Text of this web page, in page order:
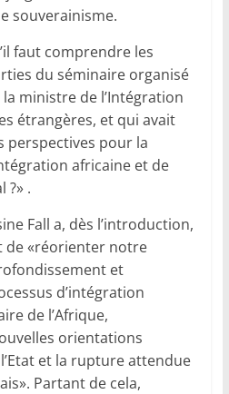
souverainisme.
faut comprendre les
du séminaire organisé
ministre de l’Intégration
étrangères, et qui avait
perspectives pour la
africaine et de
?» .
Fall a, dès l’introduction,
de «réorienter notre
et
d’intégration
de l’Afrique,
orientations
et la rupture attendue
Partant de cela,